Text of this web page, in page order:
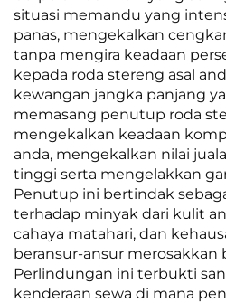
situasi memandu yang
panas, mengekalkan
tanpa mengira keadaan
kepada roda stereng asal
kewangan jangka panjang
memasang penutup roda
mengekalkan keadaan
anda, mengekalkan nilai
tinggi serta mengelakkan
Penutup ini bertindak
terhadap minyak dari kulit
cahaya matahari, dan
beransur-ansur merosakkan
Perlindungan ini terbukti
kenderaan sewa di mana